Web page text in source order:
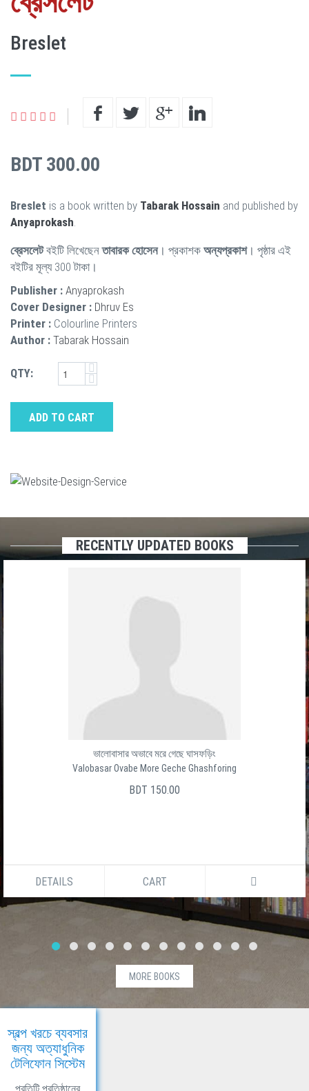
Breslet
BDT 300.00
Breslet is a book written by Tabarak Hossain and published by
Anyaprokash
ব্রেসলেটবইটি লিখেছেনতাবারক হোসেন। প্রকাশক অন্যপ্রকাশ। পৃষ্ঠার এই
বইটির মূল্য 300 টাকা।
Publisher : Anyaprokash
Cover Designer : Dhruv Es
Printer : Colourline Printers
Author : Tabarak Hossain
QTY:
ADD TO CART
RECENTLY UPDATED BOOKS
ভালোবাসার অভাবে মরে গেছে ঘাসফড়িং
Valobasar Ovabe More Geche Ghashforing
BDT 150.00
DETAILS CART
MORE BOOKS
স্বল্প খরচে ব্যবসার
জন্য অত্যাধুনিক
টেলিফোন সিস্টেম